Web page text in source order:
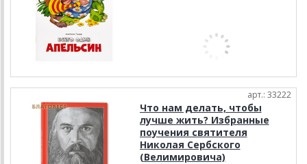
арт.: 33222
Что нам делать, чтобы
лучше жить? Избранные
поучения святителя
Николая Сербского
(Велимировича)